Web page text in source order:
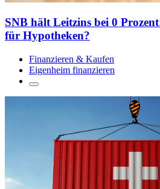
SNB hält Leitzins bei 0
für Hypotheken?
Finanzieren & Kaufen
Eigenheim finanzieren